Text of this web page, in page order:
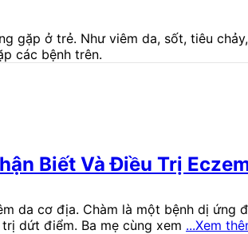
gặp ở trẻ. Như viêm da, sốt, tiêu
các bệnh trên.
Biết Và Điều Trị
da cơ địa. Chàm là một bệnh dị ứng
dứt điểm. Ba mẹ cùng xem ...Xem